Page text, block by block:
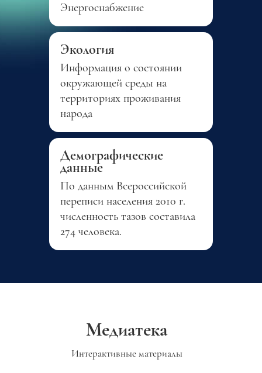
Энергоснабжение
Экология
Информация о состоянии
окружающей среды на
территориях проживания
народа
Демографические
данные
По данным Всероссийской
переписи населения 2010 г.
численность тазов составила
274 человека.
Медиатека
Интерактивные материалы